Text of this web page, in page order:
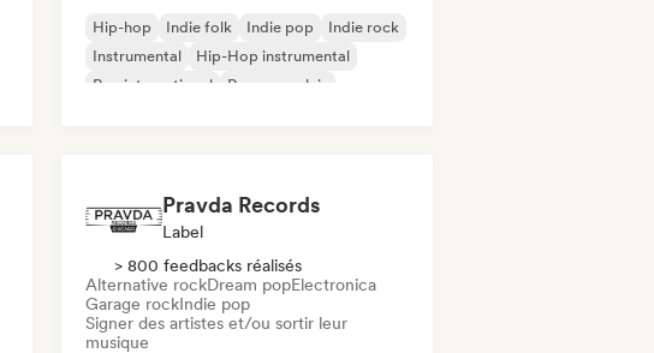
Hip-hop Indie folk Indie pop
Indie rock
Instrumental
Hip-Hop instrumental
Rap international
Rap en anglais
Pravda Records
Label
> 800 feedbacks réalisés
Alternative rockDream popElectronica
Garage rockIndie pop
Signer des artistes et/ou sortir leur
musique